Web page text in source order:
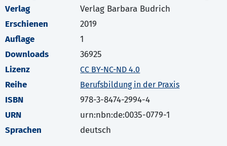
Verlag
Verlag Barbara Budrich
Erschienen
2019
Auflage
1
Downloads
36925
Lizenz
CC BY-NC-ND 4.0
Reihe Berufsbildung in der Praxis
ISBN
978-3-8474-2994-4
URN
urn:nbn:de:0035-0779-1
Sprachen
deutsch